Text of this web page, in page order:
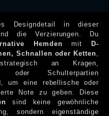
Designdetail in dieser
die Verzierungen. Du
Hemden mitD-
Schnallen oder Ketten
an Kragen,
oder Schulterpartien
rebellische oder
Note zu geben. Diese
sind keine gewöhnliche
eigenständige